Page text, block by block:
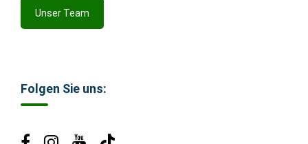
Unser Team
Folgen Sie uns: